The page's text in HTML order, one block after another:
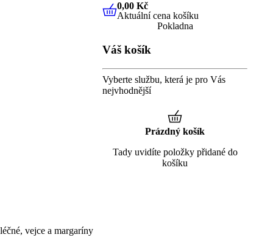
vejce a margaríny
0,00 KčAktuální cena košíku
0,00 Kč
Aktuální cena košíku
Pokladna
Váš košík
Vyberte službu, která je pro Vás
nejvhodnější
Prázdný košík
Tady uvidíte položky přidané do
košíku